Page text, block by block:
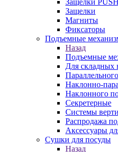
Защелки
Защелки
Магниты
Фиксаторы
Подъемные
Назад
Подъемные
Для складных
Наклонно-
Наклонного
Секретерные
Системы
Распродажа
Аксессуары
Сушки для посуды
Назад